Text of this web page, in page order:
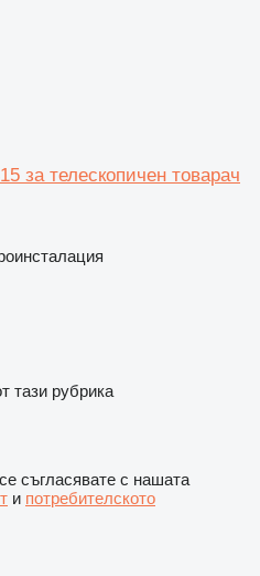
за телескопичен товарач
тази рубрика
съгласявате с нашата
и потребителското